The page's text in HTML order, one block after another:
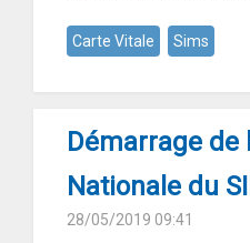
Carte Vitale Sims
Démarrage de
Nationale du
28/05/2019 09:41